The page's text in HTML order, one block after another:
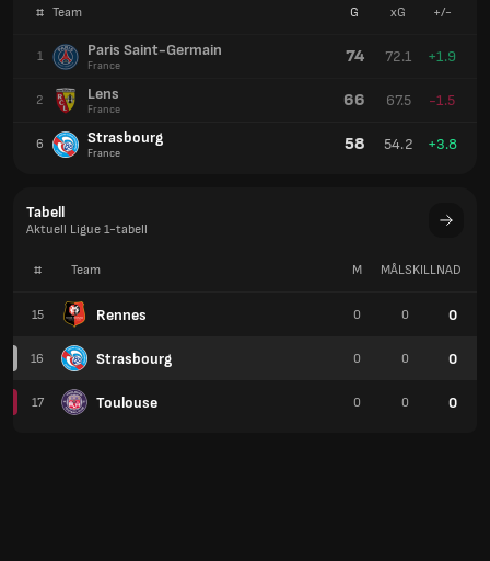
# Team G xG +/-
1 Paris Saint-Germain
France 74 72.1 +1.9
2 Lens
France 66 67.5 -1.5
6 Strasbourg
France 58 54.2 +3.8
Tabell
Aktuell Ligue 1-tabell
# Team
15 Rennes
16 Strasbourg
17 Toulouse
M MÅLSKILLNAD
0 0 0
0 0 0
0 0 0